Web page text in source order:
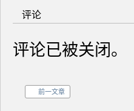
评论
评论已被关闭。
前一文章